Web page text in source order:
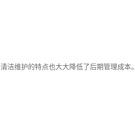
洁维护的特点也大大降低了后期管理成本。